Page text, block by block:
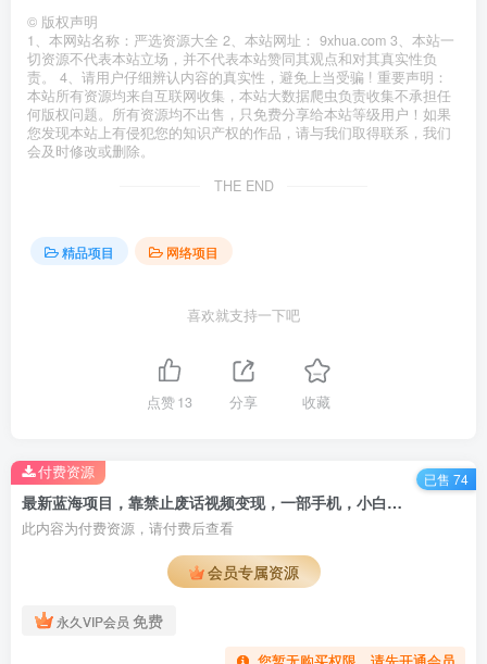
© 版权声明
1、本网站名称：严选资源大全 2、本站网址： 9xhua.com 3、本站一
切资源不代表本站立场，并不代表本站赞同其观点和对其真实性负
责。 4、请用户仔细辨认内容的真实性，避免上当受骗 ! 重要声明：
本站所有资源均来自互联网收集，本站大数据爬虫负责收集不承担任
何版权问题。所有资源均不出售，只免费分享给本站等级用户！如果
您发现本站上有侵犯您的知识产权的作品，请与我们取得联系，我们
会及时修改或删除。
THE END
精品项目 网络项目
喜欢就支持一下吧
点赞13 分享 收藏
最新蓝海项目，靠禁止废话视频变现，一部手机，小白轻松月入过万！
此内容为付费资源，请付费后查看
会员专属资源
永久VIP会员 免费
付费资源 已售 74